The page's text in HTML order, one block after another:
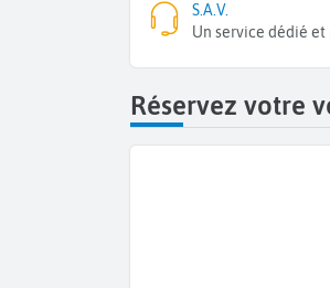
S.A.V.
Un service dédié
Réservez votre